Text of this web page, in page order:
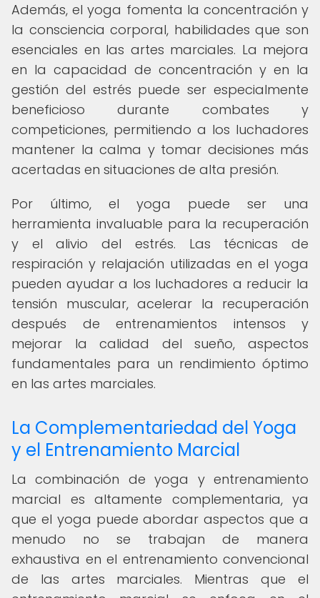
Además, el yoga fomenta la concentración y
la consciencia corporal, habilidades que son
esenciales en las artes marciales. La mejora
en la capacidad de concentración y en la
gestión del estrés puede ser especialmente
beneficioso durante combates y
competiciones, permitiendo a los luchadores
mantener la calma y tomar decisiones más
acertadas en situaciones de alta presión.
Por último, el yoga puede ser una
herramienta invaluable para la recuperación
y el alivio del estrés. Las técnicas de
respiración y relajación utilizadas en el yoga
pueden ayudar a los luchadores a reducir la
tensión muscular, acelerar la recuperación
después de entrenamientos intensos y
mejorar la calidad del sueño, aspectos
fundamentales para un rendimiento óptimo
en las artes marciales.
La Complementariedad del Yoga
y el Entrenamiento Marcial
La combinación de yoga y entrenamiento
marcial es altamente complementaria, ya
que el yoga puede abordar aspectos que a
menudo no se trabajan de manera
exhaustiva en el entrenamiento convencional
de las artes marciales. Mientras que el